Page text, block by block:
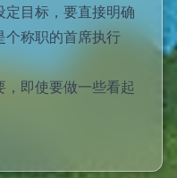
目标，要直接明确
个称职的首席执行
，即使要做一些看起